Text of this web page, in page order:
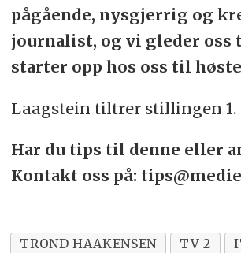
pågående, nysgjerrig og
journalist, og vi gleder oss
starter opp hos oss til
Laagstein tiltrer stillingen 1.
Har du tips til denne eller
Kontakt oss på:
TROND HAAKENSEN TV 2